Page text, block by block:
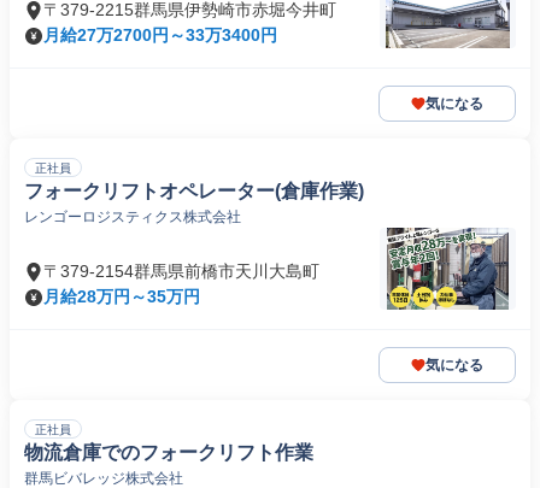
〒379-2215群馬県伊勢崎市赤堀今井町
月給27万2700円～33万3400円
気になる
正社員
フォークリフトオペレーター(倉庫作業)
レンゴーロジスティクス株式会社
〒379-2154群馬県前橋市天川大島町
月給28万円～35万円
気になる
正社員
物流倉庫でのフォークリフト作業
群馬ビバレッジ株式会社